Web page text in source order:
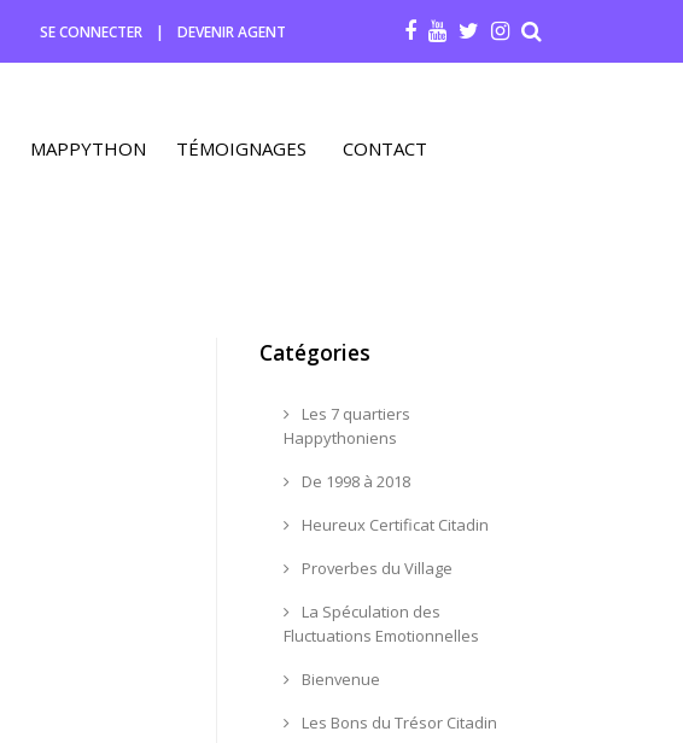
SE CONNECTER | DEVENIR AGENT
MAPPYTHON TÉMOIGNAGES CONTACT
Catégories
Les 7 quartiers
Happythoniens
De 1998 à 2018
Heureux Certificat Citadin
Proverbes du Village
La Spéculation des
Fluctuations Emotionnelles
Bienvenue
Les Bons du Trésor Citadin